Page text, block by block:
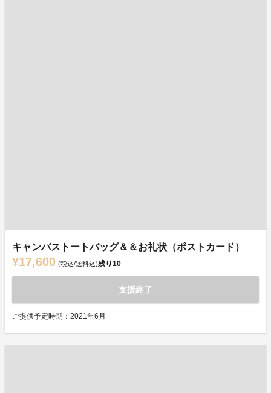
キャンバストートバッグ＆＆お礼状（ポストカード）
¥17,600 (税込/送料込)残り10
支援終了
ご提供予定時期：2021年6月